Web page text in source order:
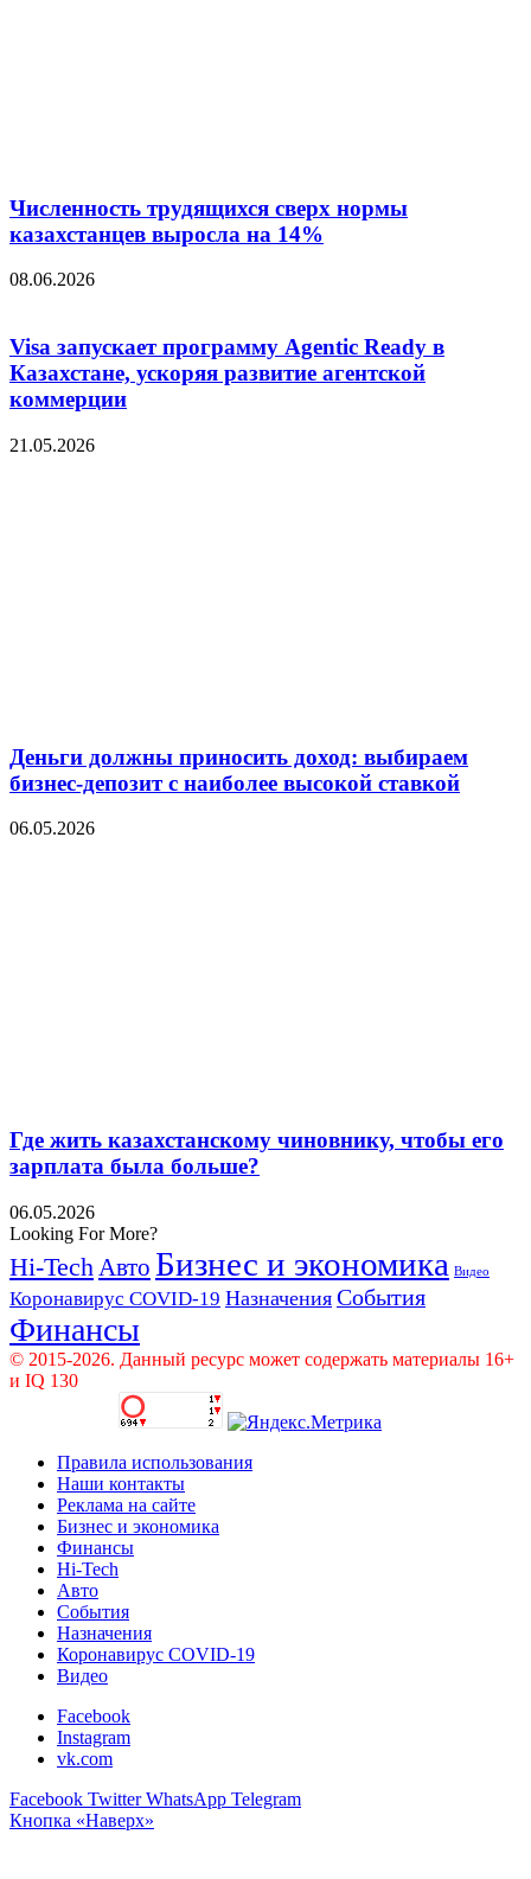
Численность трудящихся сверх нормы
казахстанцев выросла на 14%
08.06.2026
Visa запускает программу Agentic Ready в
Казахстане, ускоряя развитие агентской
коммерции
21.05.2026
Деньги должны приносить доход: выбираем
бизнес-депозит с наиболее высокой ставкой
06.05.2026
Где жить казахстанскому чиновнику, чтобы его
зарплата была больше?
06.05.2026
Looking For More?
Hi-Tech Авто Бизнес и экономика Видео
Коронавирус COVID-19 Назначения События
Финансы
© 2015-2026. Данный ресурс может содержать материалы 16+
и IQ 130
Правила использования
Наши контакты
Реклама на сайте
Бизнес и экономика
Финансы
Hi-Tech
Авто
События
Назначения
Коронавирус COVID-19
Видео
Facebook
Instagram
vk.com
Facebook Twitter WhatsApp Telegram
Кнопка «Наверх»